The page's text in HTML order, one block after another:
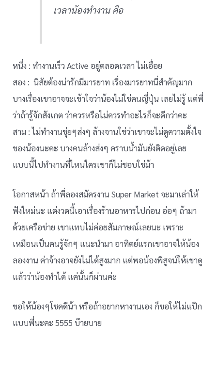
เวลาน้องทำงาน คือ
หนึ่ง : ทำงานเร็ว Active อยู่ตลอดเวลา ไม่เอื่อย
สอง : นิสัยต้องน่ารักมีมารยาท เรื่องมารยาทนี่สำคัญมาก
บางเรื่องเขาอาจจะเข้าใจว่าน้องไม่ใช่คนญี่ปุ่น เลยไม่รู้ แต่พี่
ว่าถ้ารู้จักสังเกต ว่าควรหรือไม่ควรทำอะไรก็จะดีกว่าคะ
สาม : ไม่ทำงานชุ่ยๆส่งๆ ล้างจานใช่ว่าเขาจะไม่ดูความตั้งใจ
ของน้องนะคะ บางคนล้างส่งๆ คราบน้ำมันยังติดอยู่เลย
แบบนี้ไปทำงานที่ไหนใครเขาก็ไม่ชอบใช่ม้า
โอกาสหน้า ถ้าพี่ลองสมัครงาน Super Market จะมาเล่าให้
ฟังใหม่นะ แต่งวดนี้เอาเรื่องร้านอาหารไปก่อน อ่อๆ ถ้ามา
ด้วยเครือข่าย เขาแทบไม่ค่อยสัมภาษณ์เลยนะ เพราะ
เหมือนเป็นคนรู้จักๆ แนะนำมา อาทิตย์แรกเขาอาจให้น้อง
ลองงาน ค่าจ้างอาจยังไม่ได้สูงมาก แต่พอน้องพิสูจน์ให้เขาดู
แล้วว่าน้องทำได้ แค่นั้นก็ผ่านค่ะ
ขอให้น้องๆโชคดีน้า หรือถ้าอยากหางานเอง ก็ขอให้ไม่แป๊ก
แบบพี่นะคะ 5555 บ๊ายบาย